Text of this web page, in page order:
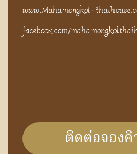
www.Mahamongkol-
facebook.com/
ติดต่อจองคิ